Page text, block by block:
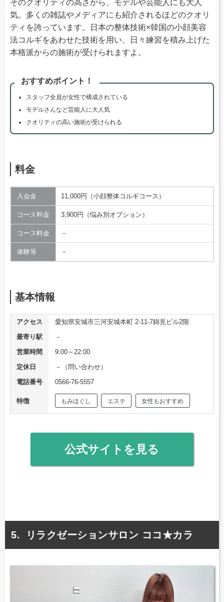
そのクオリティの高さから、モデルや芸能人にも大人
気。多くの雑誌やメディアにも紹介されるほどのクオリ
ティを誇っています。日本の整体技術×韓国の小顔美容
法コルギをあわせた技術を用い、日々練習を積み上げた
本格派からの施術が受けられますよ。
おすすめポイント！
スタッフ全員が女性で構成されている
モデルさんなど芸能人に大人気
クオリティの高い施術が受けられる
料金
入会金 11,000円（小顔整体コルギコース）
コース料金 3,900円（悩み別オプション）
コース料金 －
体験等 －
基本情報
アクセス
愛知県安城市三河安城本町 2-11-7錦見ビル2階
最寄り駅
－
営業時間
9:00～22:00
定休日
－（問い合わせ）
電話番号
0566-76-5557
特徴 もみほぐし エステ 女性もおすすめ
公式サイトを見る
リラクゼーションサロン ココ★カラ